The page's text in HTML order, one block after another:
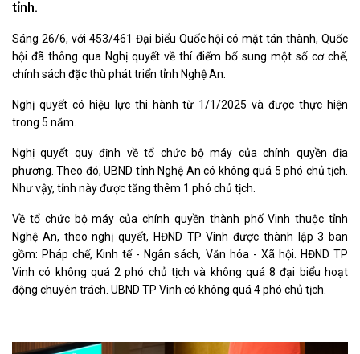
tỉnh.
Sáng 26/6, với 453/461 Đại biểu Quốc hội có mặt tán thành, Quốc
hội đã thông qua Nghị quyết về thí điểm bổ sung một số cơ chế,
chính sách đặc thù phát triển tỉnh Nghệ An.
Nghị quyết có hiệu lực thi hành từ 1/1/2025 và được thực hiện
trong 5 năm.
Nghị quyết quy định về tổ chức bộ máy của chính quyền địa
phương. Theo đó, UBND tỉnh Nghệ An có không quá 5 phó chủ tịch.
Như vậy, tỉnh này được tăng thêm 1 phó chủ tịch.
Về tổ chức bộ máy của chính quyền thành phố Vinh thuộc tỉnh
Nghệ An, theo nghị quyết, HĐND TP Vinh được thành lập 3 ban
gồm: Pháp chế, Kinh tế - Ngân sách, Văn hóa - Xã hội. HĐND TP
Vinh có không quá 2 phó chủ tịch và không quá 8 đại biểu hoạt
động chuyên trách. UBND TP Vinh có không quá 4 phó chủ tịch.